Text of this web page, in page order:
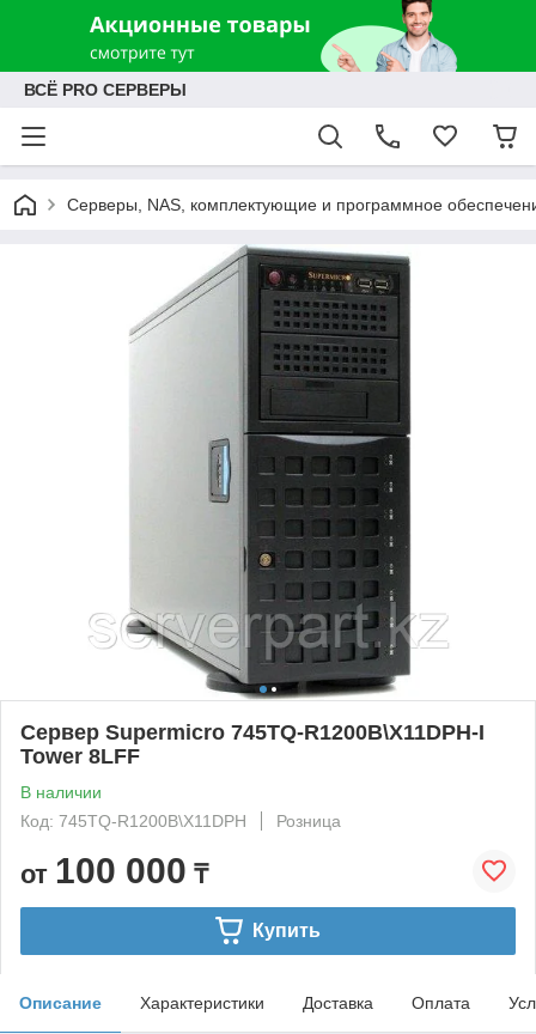
ВСЁ PRO СЕРВЕРЫ
Серверы, NAS, комплектующие и программное
Сервер Supermicro 745TQ-R1200B\X11DPH-I
Tower 8LFF
В наличии
Код: 745TQ-R1200B\X11DPH
Розница
от 100 000 ₸
Купить
Описание Характеристики Доставка Оплата